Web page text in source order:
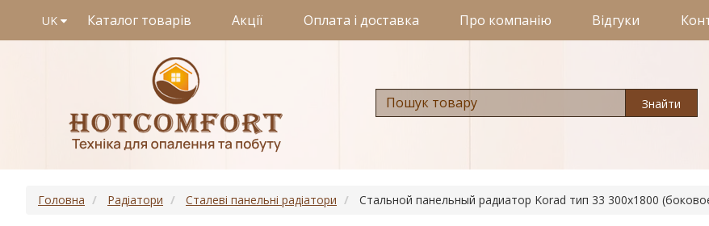
UK Каталог товарів Акції Оплата і доставка Про компанію Відгуки
Знайти
Головна Радіатори Сталеві панельні радіатори Стальной панельный радиатор Korad тип 33 300х1800